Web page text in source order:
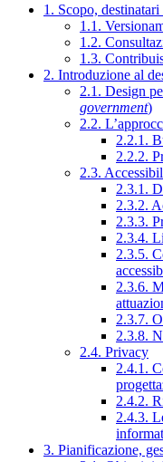
1. Scopo,
1.1.
1.2.
1.3.
2. Introduzione al
2.1. Design
government)
2.2.
2.2.1.
2.2.2.
2.3.
2.3.1.
2.3.2.
2.3.3.
2.3.4.
2.3.5.
2.3.6.
2.3.7.
2.3.8.
2.4. Privacy
2.4.1.
2.4.2.
2.4.3.
3. Pianificazione,